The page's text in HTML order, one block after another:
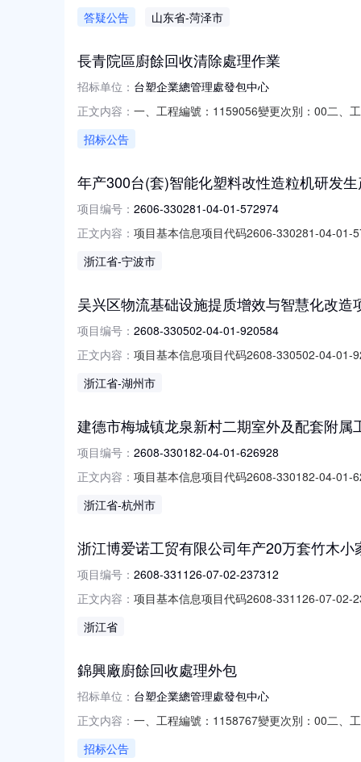
答疑公告 山东省-菏泽市
長青院區廚餘回收清除處理作業
招标单位： 台塑企業總管理處發包中心
正文内容： 一、工程編號：1159056變更次別：00二、
招标公告
年产300台(套)智能化塑料改性造粒机研发
项目编号： 2606-330281-04-01-572974
正文内容： 项目基本信息项目代码2606-330281-04-01-
3302812026YG0064692号相关办理结果审
浙江省-宁波市
吴兴区物流基础设施提质增效与智慧化改
项目编号： 2608-330502-04-01-920584
正文内容： 项目基本信息项目代码2608-330502-04-01-
浙江省-湖州市
建德市梅城镇龙泉新村二期室外及配套附
项目编号： 2608-330182-04-01-626928
正文内容： 项目基本信息项目代码2608-330182-04-01-
浙江省-杭州市
浙江博爱诺工贸有限公司年产20万套竹木
项目编号： 2608-331126-07-02-237312
正文内容： 项目基本信息项目代码2608-331126-07-02-
浙江省
錦興廠廚餘回收處理外包
招标单位： 台塑企業總管理處發包中心
正文内容： 一、工程編號：1158767變更次別：00二、
招标公告